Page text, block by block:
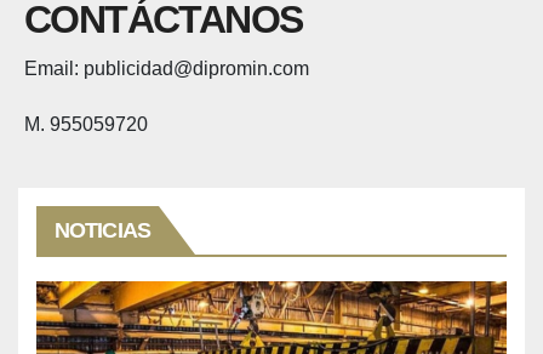
CONTÁCTANOS
Email: publicidad@dipromin.com
M. 955059720
NOTICIAS